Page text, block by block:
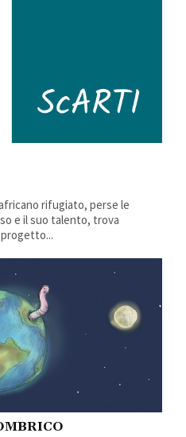
rifugiato, perse le
e il suo talento, trova